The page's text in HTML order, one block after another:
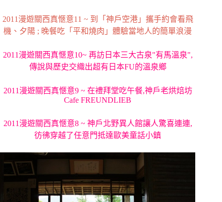
2011漫遊關西真愜意11 ~ 到「神戶空港」攜手約會看飛
機、夕陽 ; 晚餐吃「平和燒肉」體驗當地人的簡單浪漫
2011漫遊關西真愜意10~ 再訪日本三大古泉"有馬溫泉",
傳說與歷史交織出超有日本FU的溫泉鄉
2011漫遊關西真愜意9 ~ 在禮拜堂吃午餐,神戶老烘焙坊
Cafe FREUNDLIEB
2011漫遊關西真愜意8 ~ 神戶北野異人館讓人驚喜連連,
彷彿穿越了任意門抵達歐美童話小鎮